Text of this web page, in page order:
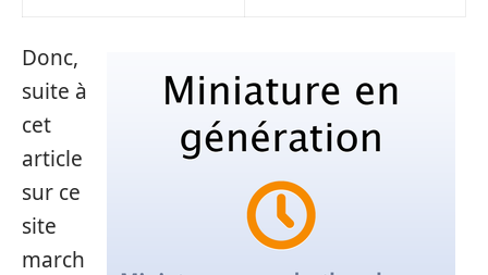
Donc,
suite à
cet
article
sur ce
site
march